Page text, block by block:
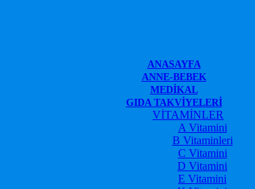
ANASAYFA
ANNE-BEBEK
MEDIKAL
GIDA TAKVIYELERI
VİTAMİNLER
A Vitamini
B Vitaminleri
C Vitamini
D Vitamini
E Vitamini